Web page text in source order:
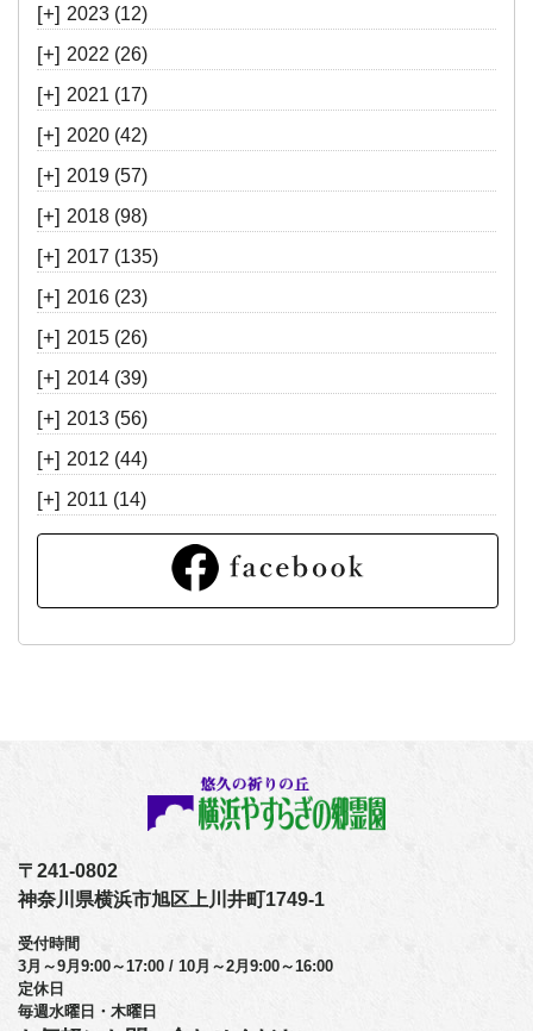
[+] 2023 (12)
[+] 2022 (26)
[+] 2021 (17)
[+] 2020 (42)
[+] 2019 (57)
[+] 2018 (98)
[+] 2017 (135)
[+] 2016 (23)
[+] 2015 (26)
[+] 2014 (39)
[+] 2013 (56)
[+] 2012 (44)
[+] 2011 (14)
〒241-0802
神奈川県横浜市旭区上川井町1749-1
受付時間
3月～9月9:00～17:00 / 10月～2月9:00～16:00
定休日
毎週水曜日・木曜日